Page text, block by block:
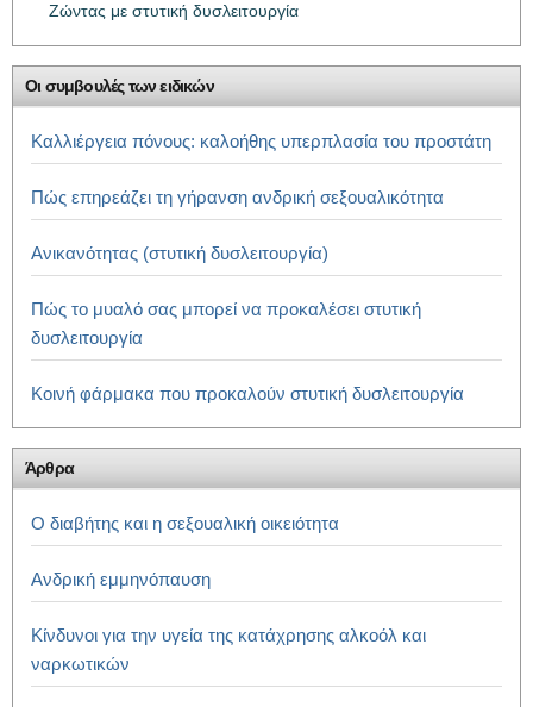
Ζώντας με στυτική δυσλειτουργία
Οι συμβουλές των ειδικών
Καλλιέργεια πόνους: καλοήθης υπερπλασία του προστάτη
Πώς επηρεάζει τη γήρανση ανδρική σεξουαλικότητα
Ανικανότητας (στυτική δυσλειτουργία)
Πώς το μυαλό σας μπορεί να προκαλέσει στυτική
δυσλειτουργία
Κοινή φάρμακα που προκαλούν στυτική δυσλειτουργία
Άρθρα
Ο διαβήτης και η σεξουαλική οικειότητα
Ανδρική εμμηνόπαυση
Κίνδυνοι για την υγεία της κατάχρησης αλκοόλ και
ναρκωτικών